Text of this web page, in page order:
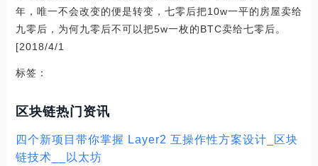
年，唯一不会改变的便是转变，七零后把10w一平的房屋卖给
九零后，为何九零后不可以把5w一枚的BTC卖给七零后。
[2018/4/1
标签：
区块链热门资讯
四个新项目带你掌握 Layer2 互操作性方案设计_区块
链技术__以太坊